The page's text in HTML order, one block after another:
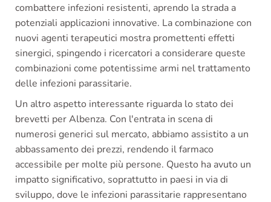
combattere infezioni resistenti, aprendo la strada a
potenziali applicazioni innovative. La combinazione con
nuovi agenti terapeutici mostra promettenti effetti
sinergici, spingendo i ricercatori a considerare queste
combinazioni come potentissime armi nel trattamento
delle infezioni parassitarie.
Un altro aspetto interessante riguarda lo stato dei
brevetti per Albenza. Con l'entrata in scena di
numerosi generici sul mercato, abbiamo assistito a un
abbassamento dei prezzi, rendendo il farmaco
accessibile per molte più persone. Questo ha avuto un
impatto significativo, soprattutto in paesi in via di
sviluppo, dove le infezioni parassitarie rappresentano